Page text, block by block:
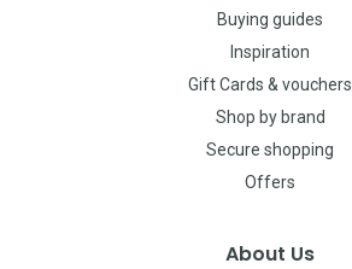
Buying guides
Inspiration
Gift Cards & vouchers
Shop by brand
Secure shopping
Offers
About Us